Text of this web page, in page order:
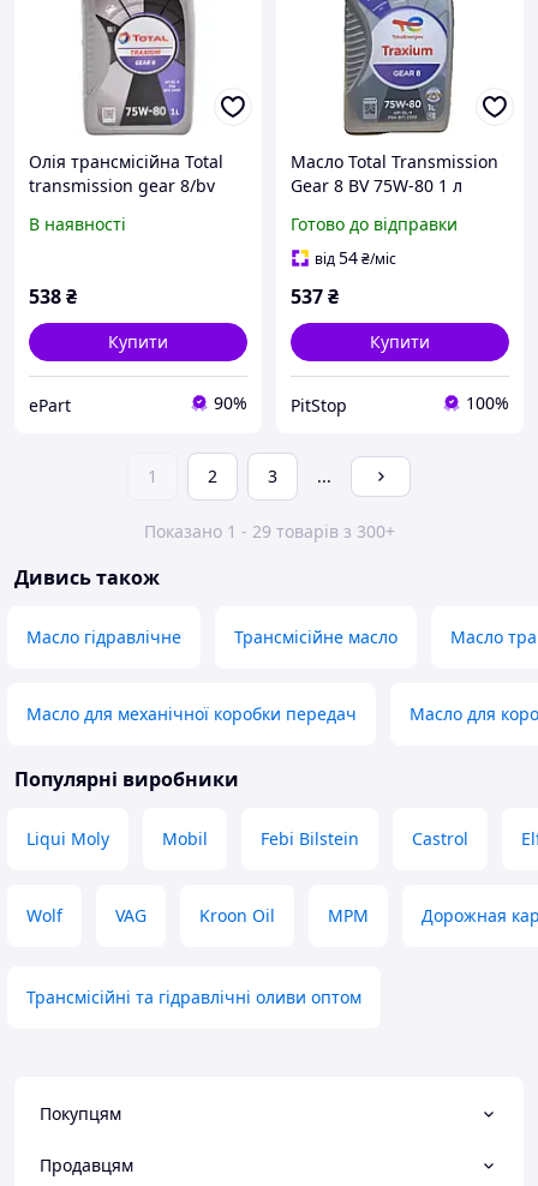
Олія трансмісійна Total
transmission gear 8/bv
В наявності
538₴
Купити
ePart 90%
Масло Total Transmission
Gear 8 BV 75W-80 1 л
Готово до відправки
від54₴/міс
537₴
Купити
PitStop 100%
1 2 3 ...
Показано 1 - 29 товарів з 300+
Дивись також
Масло гідравлічне Трансмісійне масло Масло
Масло для механічної коробки передач Масло для
Популярні виробники
Liqui Moly Mobil Febi Bilstein Castrol
Wolf VAG Kroon Oil MPM Дорожная
Трансмісійні та гідравлічні оливи оптом
Покупцям
Продавцям